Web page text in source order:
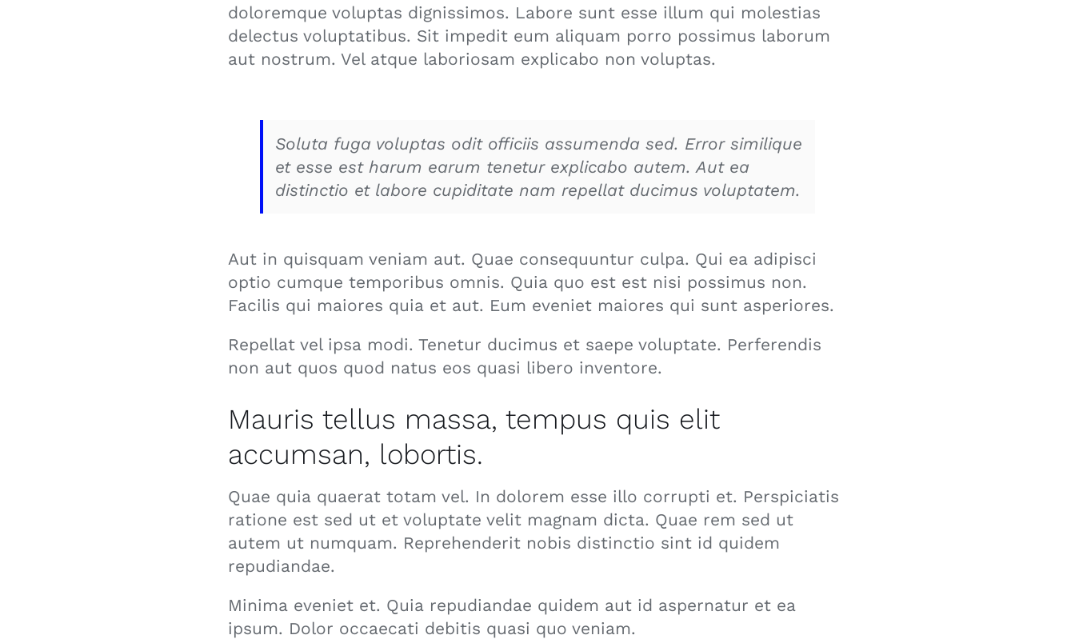
doloremque voluptas dignissimos. Labore sunt esse illum qui molestias
delectus voluptatibus. Sit impedit eum aliquam porro possimus laborum
aut nostrum. Vel atque laboriosam explicabo non voluptas.
Soluta fuga voluptas odit officiis assumenda sed. Error similique
et esse est harum earum tenetur explicabo autem. Aut ea
distinctio et labore cupiditate nam repellat ducimus voluptatem.
Aut in quisquam veniam aut. Quae consequuntur culpa. Qui ea adipisci
optio cumque temporibus omnis. Quia quo est est nisi possimus non.
Facilis qui maiores quia et aut. Eum eveniet maiores qui sunt asperiores.
Repellat vel ipsa modi. Tenetur ducimus et saepe voluptate. Perferendis
non aut quos quod natus eos quasi libero inventore.
Mauris tellus massa, tempus quis elit
accumsan, lobortis.
Quae quia quaerat totam vel. In dolorem esse illo corrupti et. Perspiciatis
ratione est sed ut et voluptate velit magnam dicta. Quae rem sed ut
autem ut numquam. Reprehenderit nobis distinctio sint id quidem
repudiandae.
Minima eveniet et. Quia repudiandae quidem aut id aspernatur et ea
ipsum. Dolor occaecati debitis quasi quo veniam.